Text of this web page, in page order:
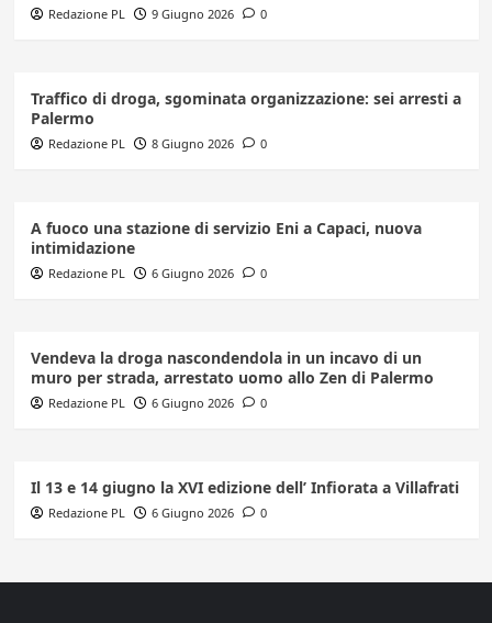
Redazione PL 9 Giugno 2026 0
Traffico di droga, sgominata organizzazione: sei arresti a
Palermo
Redazione PL 8 Giugno 2026 0
A fuoco una stazione di servizio Eni a Capaci, nuova
intimidazione
Redazione PL 6 Giugno 2026 0
Vendeva la droga nascondendola in un incavo di un
muro per strada, arrestato uomo allo Zen di Palermo
Redazione PL 6 Giugno 2026 0
Il 13 e 14 giugno la XVI edizione dell’ Infiorata a Villafrati
Redazione PL 6 Giugno 2026 0